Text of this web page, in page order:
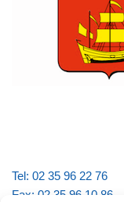
Tel: 02 35 96 22 76
Fax: 02 35 96 10 86